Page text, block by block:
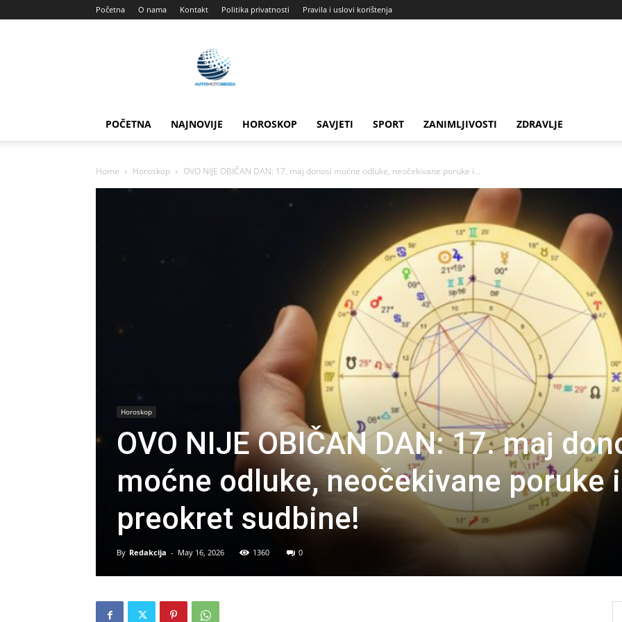
Početna O nama Kontakt Politika privatnosti Pravila i uslovi korištenja
Automotoberza
POČETNA NAJNOVIJE HOROSKOP SAVJETI SPORT ZANIMLJIVOSTI ZDRAVLJE
Home Horoskop OVO NIJE OBIČAN DAN: 17. maj donosi moćne odluke, neočekivane poruke i...
Horoskop
OVO NIJE OBIČAN DAN: 17. maj
moćne odluke, neočekivane poruke i
preokret sudbine!
By Redakcija - May 16, 2026 1360 0